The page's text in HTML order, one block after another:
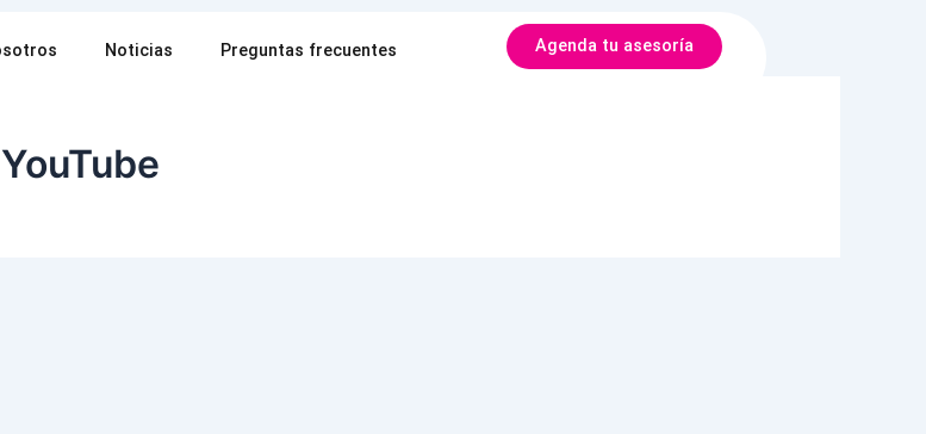
Noticias Preguntas frecuentes Agenda tu asesoría